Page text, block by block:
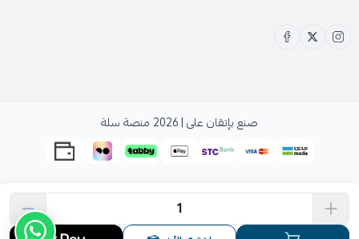
صنع بإتقان على | 2026 منصة سلة